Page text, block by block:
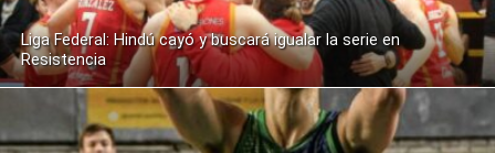
Liga Federal: Hindú cayó y buscará igualar la serie en
Resistencia